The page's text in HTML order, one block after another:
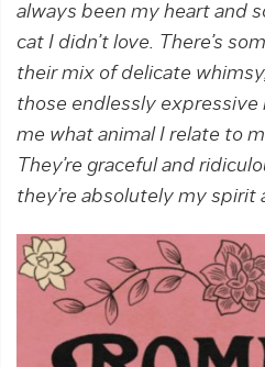
always been my heart and
cat I didn’t love. There’s
their mix of delicate
those endlessly expressive
me what animal I relate to
They’re graceful and
they’re absolutely my spirit